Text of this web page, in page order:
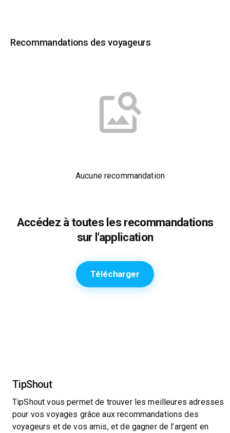
Recommandations des voyageurs
Aucune recommandation
Accédez à toutes les recommandations
sur l'application
Télécharger
TipShout
TipShout vous permet de trouver les meilleures adresses
pour vos voyages grâce aux recommandations des
voyageurs et de vos amis, et de gagner de l’argent en